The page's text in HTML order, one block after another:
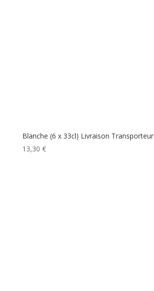
Blanche (6 x 33cl) Livraison Transporteur
13,30 €